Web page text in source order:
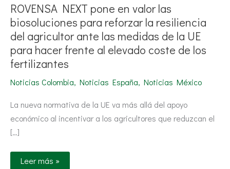
ROVENSA NEXT pone en valor las
biosoluciones para reforzar la resiliencia
del agricultor ante las medidas de la UE
para hacer frente al elevado coste de los
fertilizantes
Noticias Colombia, Noticias España, Noticias México
La nueva normativa de la UE va más allá del apoyo
económico al incentivar a los agricultores que reduzcan el
[…]
para
hacer
frente
al
elevado
coste
de
los
Leer más »